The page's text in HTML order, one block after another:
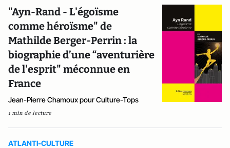
"Ayn-Rand - L'égoïsme
comme héroïsme" de
Mathilde Berger-Perrin : la
biographie d’une “aventurière
de l'esprit" méconnue en
France
Jean-Pierre Chamoux pour Culture-Tops
1 min de lecture
ATLANTI-CULTURE